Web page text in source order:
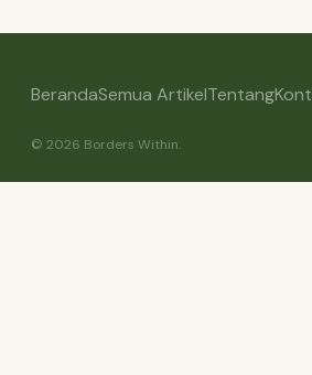
BerandaSemua ArtikelTentang
© 2026 Borders Within.